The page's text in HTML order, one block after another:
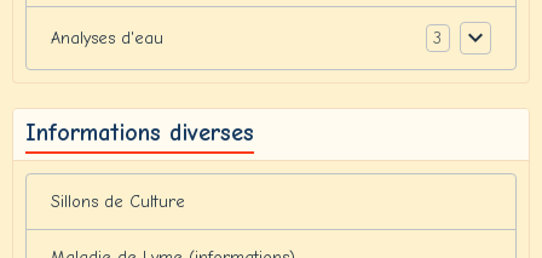
Analyses d'eau 3
Informations diverses
Sillons de Culture